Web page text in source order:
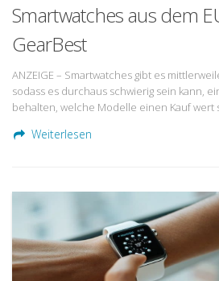
Smartwatches aus dem
GearBest
ANZEIGE – Smartwatches gibt es
sodass es durchaus schwierig sein kann,
behalten, welche Modelle einen Kauf wert
Weiterlesen